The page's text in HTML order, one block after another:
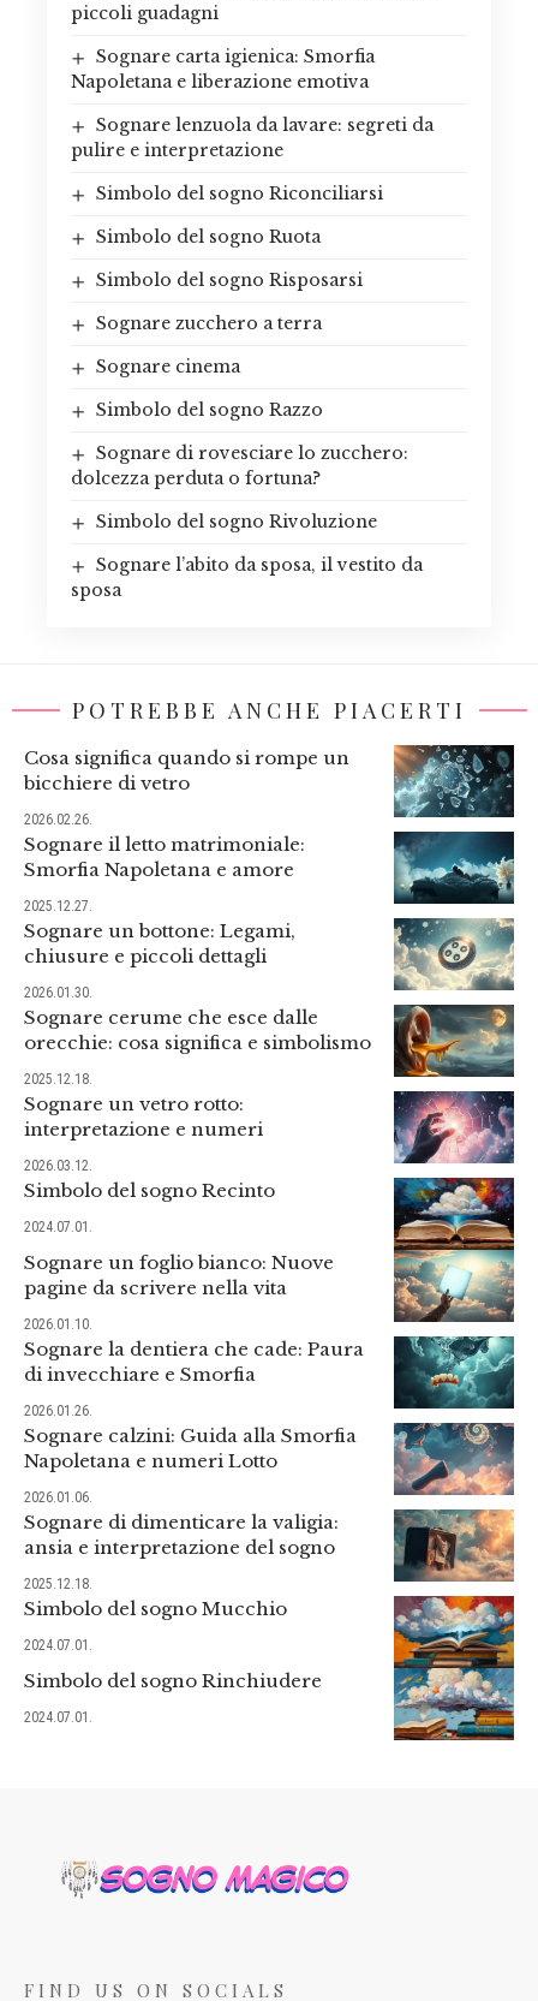
piccoli guadagni
Sognare carta igienica: Smorfia
Napoletana e liberazione emotiva
Sognare lenzuola da lavare: segreti da
pulire e interpretazione
Simbolo del sogno Riconciliarsi
Simbolo del sogno Ruota
Simbolo del sogno Risposarsi
Sognare zucchero a terra
Sognare cinema
Simbolo del sogno Razzo
Sognare di rovesciare lo zucchero:
dolcezza perduta o fortuna?
Simbolo del sogno Rivoluzione
Sognare l’abito da sposa, il vestito da
sposa
POTREBBE ANCHE PIACERTI
Cosa significa quando si rompe un
bicchiere di vetro
2026.02.26.
Sognare il letto matrimoniale:
Smorfia Napoletana e amore
2025.12.27.
Sognare un bottone: Legami,
chiusure e piccoli dettagli
2026.01.30.
Sognare cerume che esce dalle
orecchie: cosa significa e simbolismo
2025.12.18.
Sognare un vetro rotto:
interpretazione e numeri
2026.03.12.
Simbolo del sogno Recinto
2024.07.01.
Sognare un foglio bianco: Nuove
pagine da scrivere nella vita
2026.01.10.
Sognare la dentiera che cade: Paura
di invecchiare e Smorfia
2026.01.26.
Sognare calzini: Guida alla Smorfia
Napoletana e numeri Lotto
2026.01.06.
Sognare di dimenticare la valigia:
ansia e interpretazione del sogno
2025.12.18.
Simbolo del sogno Mucchio
2024.07.01.
Simbolo del sogno Rinchiudere
2024.07.01.
FIND US ON SOCIALS